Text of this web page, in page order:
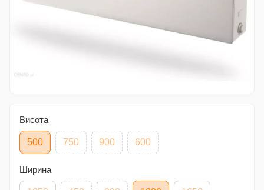
Висота
500 750 900 600
Ширина